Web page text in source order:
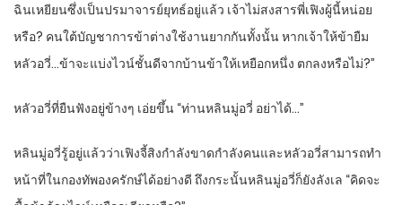
ฉินเหยียนซึ่งเป็นปรมาจารย์ยุทธ์อยู่แล้ว เจ้าไม่สงสารพี่เฟิงผู้นี้หน่อย
หรือ? คนใต้บัญชาการข้าต่างใช้งานยากกันทั้งนั้น หากเจ้าให้ข้ายืม
หลัวอวี่…ข้าจะแบ่งไวน์ชั้นดีจากบ้านข้าให้เหยือกหนึ่ง ตกลงหรือไม่?”
หลัวอวี่ที่ยืนฟังอยู่ข้างๆ เอ่ยขึ้น “ท่านหลินมู่อวี่ อย่าได้…”
หลินมู่อวี่รู้อยู่แล้วว่าเฟิงจี้สิงกำลังขาดกำลังคนและหลัวอวี่สามารถทำ
หน้าที่ในกองทัพองครักษ์ได้อย่างดี ถึงกระนั้นหลินมู่อวี่ก็ยังลังเล “คิดจะ